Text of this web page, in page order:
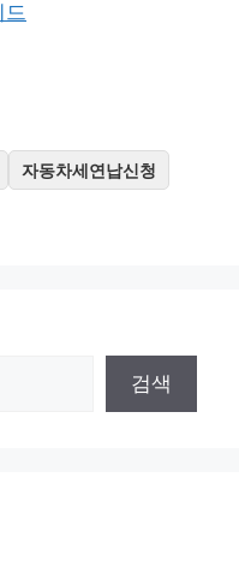
드
자동차세연납신청
검색